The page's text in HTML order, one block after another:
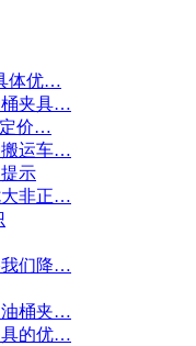
体优…
桶夹具…
定价…
搬运车…
示
大非正…
我们降…
油桶夹…
具的优…